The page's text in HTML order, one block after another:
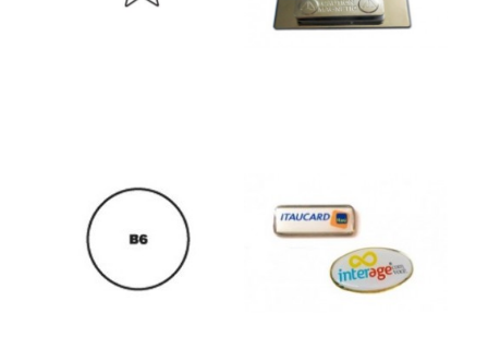
Button Redondo
Button Resinado